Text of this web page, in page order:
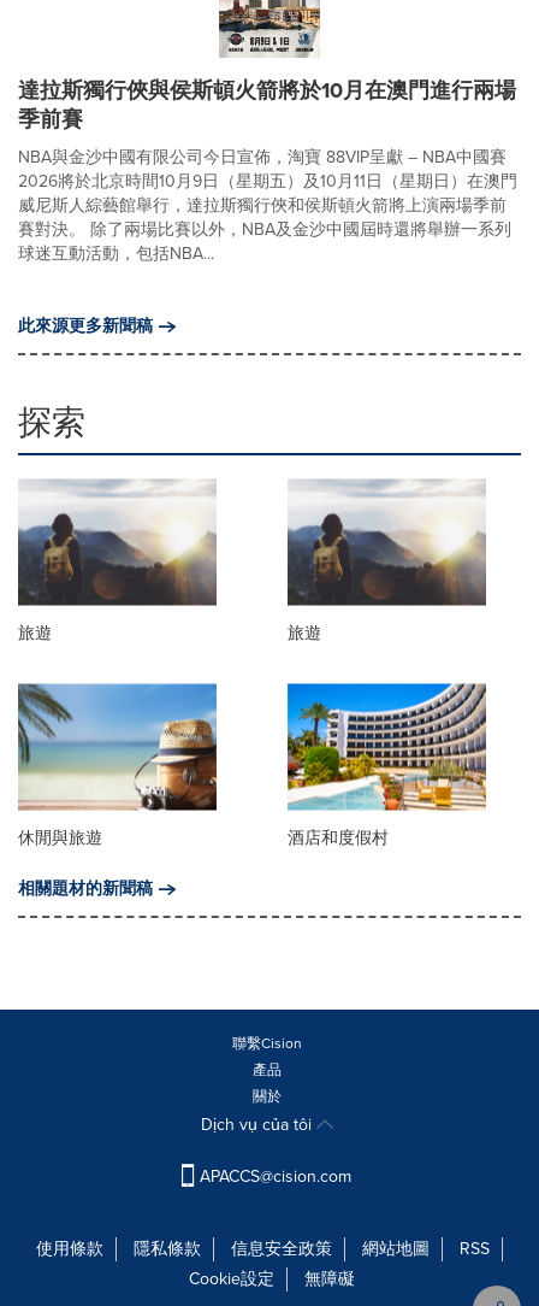
達拉斯獨行俠與侯斯頓火箭將於10月在澳門進行兩場
季前賽
NBA與金沙中國有限公司今日宣佈，淘寶 88VIP呈獻 – NBA中國賽
2026將於北京時間10月9日（星期五）及10月11日（星期日）在澳門
威尼斯人綜藝館舉行，達拉斯獨行俠和侯斯頓火箭將上演兩場季前
賽對決。 除了兩場比賽以外，NBA及金沙中國屆時還將舉辦一系列
球迷互動活動，包括NBA...
此來源更多新聞稿
探索
旅遊 旅遊
休閒與旅遊
酒店和度假村
相關題材的新聞稿
聯繫Cision
產品
關於
Dịch vụ của tôi
APACCS@cision.com
使用條款 隱私條款 信息安全政策 網站地圖
RSS
Cookie設定
無障礙